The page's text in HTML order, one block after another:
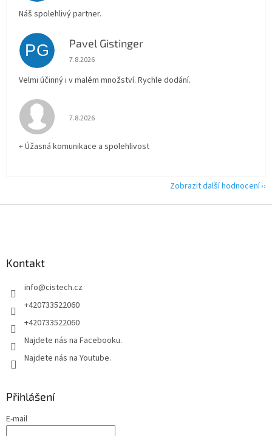
Náš spolehlivý partner.
PG Pavel Gistinger
Hodnocení obchodu je 5 z 5 hvězdiček.
7.8.2026
Velmi účinný i v malém množství. Rychle dodání.
Hodnocení obchodu je 5 z 5 hvězdiček.
7.8.2026
+ Úžasná komunikace a spolehlivost
Zobrazit další hodnocení
Kontakt
info@cistech.cz
+420733522060
+420733522060
Najdete nás na Facebooku.
Najdete nás na Youtube.
Přihlášení
E-mail